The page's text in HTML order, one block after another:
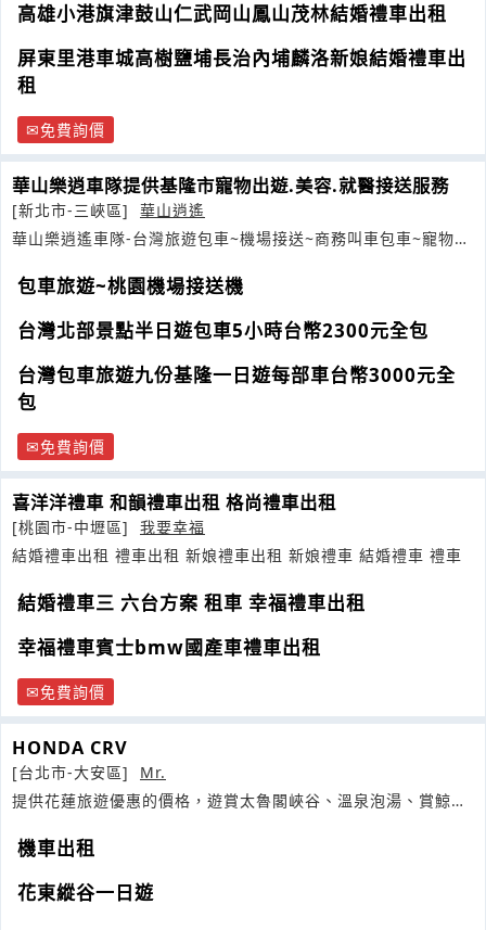
高雄小港旗津鼓山仁武岡山鳳山茂林結婚禮車出租
屏東里港車城高樹鹽埔長治內埔麟洛新娘結婚禮車出
租
免費詢價
華山樂逍車隊提供基隆市寵物出遊.美容.就醫接送服務
[新北市-三峽區]
華山逍遙
華山樂逍遙車隊-台灣旅遊包車~機場接送~商務叫車包車~寵物接
包車旅遊~桃園機場接送機
台灣北部景點半日遊包車5小時台幣2300元全包
台灣包車旅遊九份基隆一日遊每部車台幣3000元全
包
免費詢價
喜洋洋禮車 和韻禮車出租 格尚禮車出租
[桃園市-中壢區]
我要幸福
結婚禮車出租 禮車出租 新娘禮車出租 新娘禮車 結婚禮車 禮車
結婚禮車三 六台方案 租車 幸福禮車出租
幸福禮車賓士bmw國產車禮車出租
免費詢價
HONDA CRV
[台北市-大安區]
Mr.
提供花蓮旅遊優惠的價格，遊賞太魯閣峽谷、溫泉泡湯、賞鯨、
機車出租
花東縱谷一日遊